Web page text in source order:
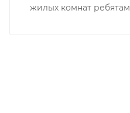
жилых комнат ребятам